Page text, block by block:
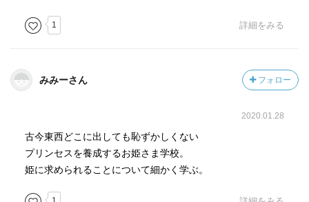
1 詳細をみる
みみーさん フォロー
2020.01.28
古今東西どこに出しても恥ずかしくない
プリンセスを養成するお姫さま学校。
姫に求められることについて細かく学ぶ。